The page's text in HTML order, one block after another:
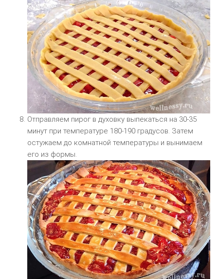
Отправляем пирог в духовку выпекаться на 30-35
минут при температуре 180-190 градусов. Затем
остужаем до комнатной температуры и вынимаем
его из формы.